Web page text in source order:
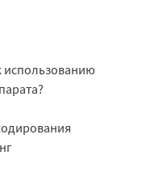
использованию